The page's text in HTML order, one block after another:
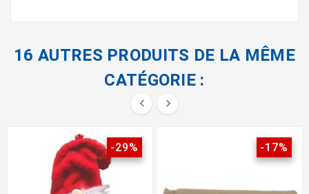
16 AUTRES PRODUITS DE LA MÊME
CATÉGORIE :
 
-29% -17%